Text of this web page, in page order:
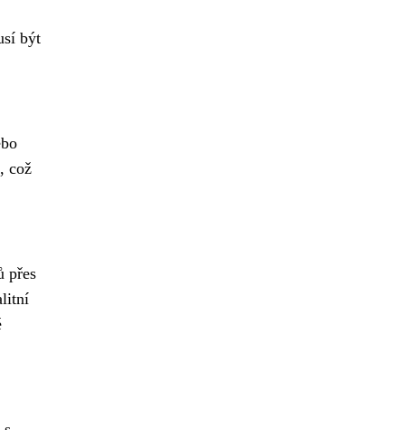
být
což
přes